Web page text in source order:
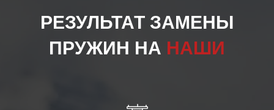
РЕЗУЛЬТАТ ЗАМЕНЫ
ПРУЖИН НА НАШИ